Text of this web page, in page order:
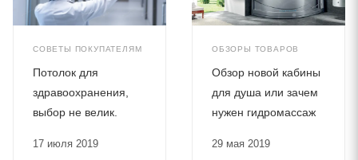
СОВЕТЫ ПОКУПАТЕЛЯМ
17 июля 2019
Потолок для
здравоохранения,
выбор не велик.
ОБЗОРЫ ТОВАРОВ
29 мая 2019
Обзор новой кабины
для душа или зачем
нужен гидромассаж